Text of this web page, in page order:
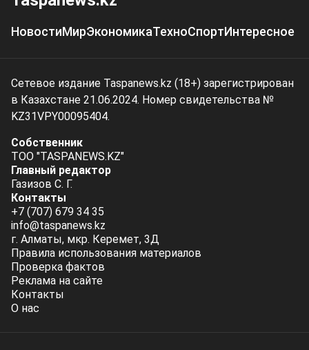
НовостиМирЭкономикаТехноСпортИнтересное
Сетевое издание Taspanews.kz (18+) зарегистрирован
в Казахстане 21.06.2024. Номер свидетельства №
KZ31VPY00095404.
Собственник
ТОО "TASPANEWS.KZ"
Главный редактор
Газизов С. Г.
Контакты
+7 (707) 679 34 35
info@taspanews.kz
г. Алматы, мкр. Керемет, 3Д
Правила использования материалов
Проверка фактов
Реклама на сайте
Контакты
О нас